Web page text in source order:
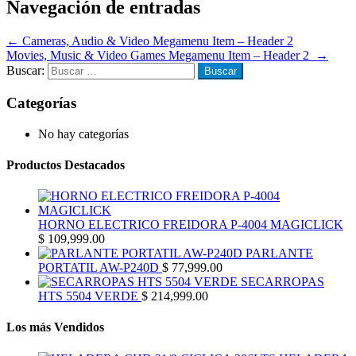
Navegación de entradas
← Cameras, Audio & Video Megamenu Item – Header 2
Movies, Music & Video Games Megamenu Item – Header 2
→
Buscar:
Categorías
No hay categorías
Productos Destacados
HORNO ELECTRICO FREIDORA P-4004 MAGICLICK
$ 109,999.00
PARLANTE
PORTATIL AW-P240D $ 77,999.00
SECARROPAS
HTS 5504 VERDE $ 214,999.00
Los más Vendidos